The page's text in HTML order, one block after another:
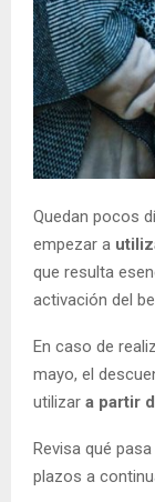
Y
M
E
U
Quedan pocos
empezar a
que resulta
activación del
En caso de
mayo, el
utilizar a partir
Revisa qué
plazos a